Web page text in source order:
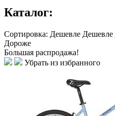
Каталог:
Сортировка: Дешевле Дешевле
Дороже
Большая распродажа!
Убрать из избранного